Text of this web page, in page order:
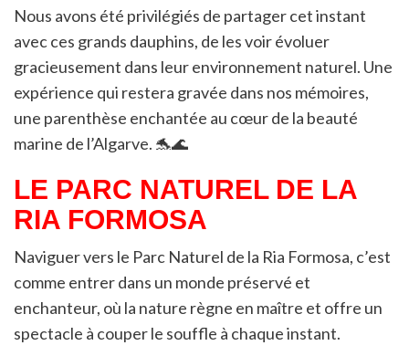
Nous avons été privilégiés de partager cet instant
avec ces grands dauphins, de les voir évoluer
gracieusement dans leur environnement naturel. Une
expérience qui restera gravée dans nos mémoires,
une parenthèse enchantée au cœur de la beauté
marine de l’Algarve. 🐬🌊
LE PARC NATUREL DE LA
RIA FORMOSA
Naviguer vers le Parc Naturel de la Ria Formosa, c’est
comme entrer dans un monde préservé et
enchanteur, où la nature règne en maître et offre un
spectacle à couper le souffle à chaque instant.